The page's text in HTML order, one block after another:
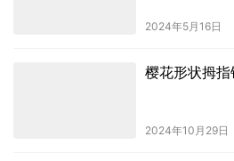
2024年5月16日
樱花形状拇
2024年10月29日